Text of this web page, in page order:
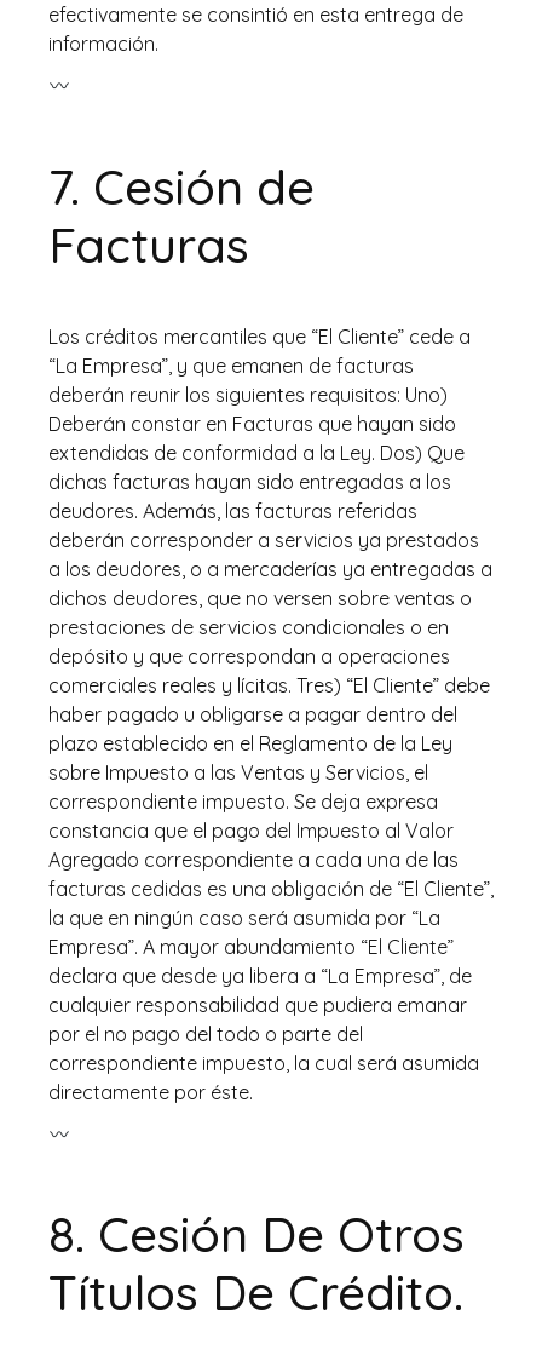
efectivamente se consintió en esta entrega de
información.
7. Cesión de
Facturas
Los créditos mercantiles que “El Cliente” cede a
“La Empresa”, y que emanen de facturas
deberán reunir los siguientes requisitos: Uno)
Deberán constar en Facturas que hayan sido
extendidas de conformidad a la Ley. Dos) Que
dichas facturas hayan sido entregadas a los
deudores. Además, las facturas referidas
deberán corresponder a servicios ya prestados
a los deudores, o a mercaderías ya entregadas a
dichos deudores, que no versen sobre ventas o
prestaciones de servicios condicionales o en
depósito y que correspondan a operaciones
comerciales reales y lícitas. Tres) “El Cliente” debe
haber pagado u obligarse a pagar dentro del
plazo establecido en el Reglamento de la Ley
sobre Impuesto a las Ventas y Servicios, el
correspondiente impuesto. Se deja expresa
constancia que el pago del Impuesto al Valor
Agregado correspondiente a cada una de las
facturas cedidas es una obligación de “El Cliente”,
la que en ningún caso será asumida por “La
Empresa”. A mayor abundamiento “El Cliente”
declara que desde ya libera a “La Empresa”, de
cualquier responsabilidad que pudiera emanar
por el no pago del todo o parte del
correspondiente impuesto, la cual será asumida
directamente por éste.
8. Cesión De Otros
Títulos De Crédito.